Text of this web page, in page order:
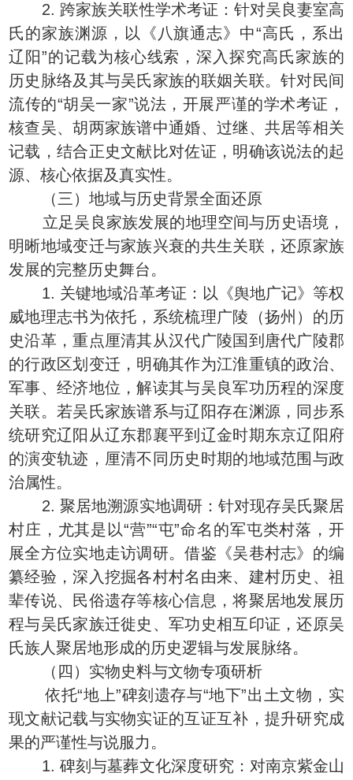
2. 跨家族关联性学术考证：针对吴良妻室高
氏的家族渊源，以《八旗通志》中“高氏，系出
辽阳”的记载为核心线索，深入探究高氏家族的
历史脉络及其与吴氏家族的联姻关联。针对民间
流传的“胡吴一家”说法，开展严谨的学术考证，
核查吴、胡两家族谱中通婚、过继、共居等相关
记载，结合正史文献比对佐证，明确该说法的起
源、核心依据及真实性。
（三）地域与历史背景全面还原
立足吴良家族发展的地理空间与历史语境，
明晰地域变迁与家族兴衰的共生关联，还原家族
发展的完整历史舞台。
1. 关键地域沿革考证：以《舆地广记》等权
威地理志书为依托，系统梳理广陵（扬州）的历
史沿革，重点厘清其从汉代广陵国到唐代广陵郡
的行政区划变迁，明确其作为江淮重镇的政治、
军事、经济地位，解读其与吴良军功历程的深度
关联。若吴氏家族谱系与辽阳存在渊源，同步系
统研究辽阳从辽东郡襄平到辽金时期东京辽阳府
的演变轨迹，厘清不同历史时期的地域范围与政
治属性。
2. 聚居地溯源实地调研：针对现存吴氏聚居
村庄，尤其是以“营”“屯”命名的军屯类村落，开
展全方位实地走访调研。借鉴《吴巷村志》的编
纂经验，深入挖掘各村村名由来、建村历史、祖
辈传说、民俗遗存等核心信息，将聚居地发展历
程与吴氏家族迁徙史、军功史相互印证，还原吴
氏族人聚居地形成的历史逻辑与发展脉络。
（四）实物史料与文物专项研析
依托“地上”碑刻遗存与“地下”出土文物，实
现文献记载与实物实证的互证互补，提升研究成
果的严谨性与说服力。
1. 碑刻与墓葬文化深度研究：对南京紫金山